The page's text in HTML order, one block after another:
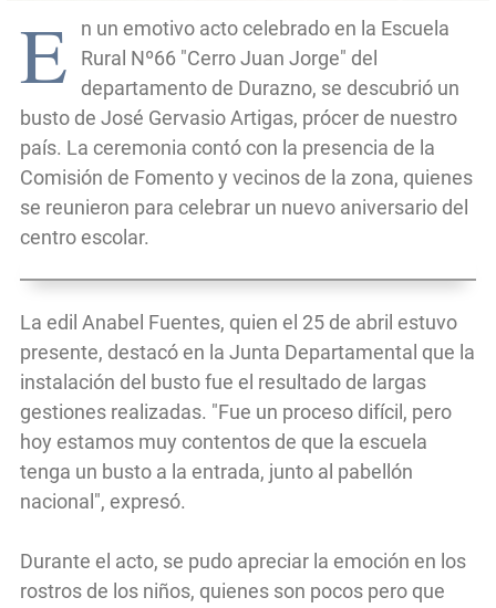
E
n un emotivo acto celebrado en la Escuela
Rural Nº66 "Cerro Juan Jorge" del
departamento de Durazno, se descubrió un
busto de José Gervasio Artigas, prócer de nuestro
país. La ceremonia contó con la presencia de la
Comisión de Fomento y vecinos de la zona, quienes
se reunieron para celebrar un nuevo aniversario del
centro escolar.
La edil Anabel Fuentes, quien el 25 de abril estuvo
presente, destacó en la Junta Departamental que la
instalación del busto fue el resultado de largas
gestiones realizadas. "Fue un proceso difícil, pero
hoy estamos muy contentos de que la escuela
tenga un busto a la entrada, junto al pabellón
nacional", expresó.
Durante el acto, se pudo apreciar la emoción en los
rostros de los niños, quienes son pocos pero que